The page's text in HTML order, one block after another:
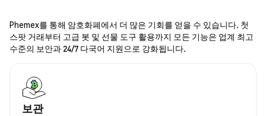
Phemex를 통해 암호화폐에서 더 많은 기회를 얻을 수 있습니다. 첫
스팟 거래부터 고급 봇 및 선물 도구 활용까지 모든 기능은 업계 최고
수준의 보안과 24/7 다국어 지원으로 강화됩니다.
보관